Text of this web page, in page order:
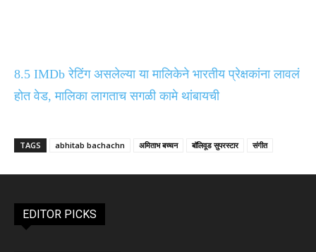
8.5 IMDb रेटिंग असलेल्या या मालिकेने भारतीय प्रेक्षकांना लावलं
होत वेड, मालिका लागताच सगळी कामे थांबायची
TAGS abhitab bachachn अमिताभ बच्चन बॉलिवूड सुपरस्टार संगीत
EDITOR PICKS